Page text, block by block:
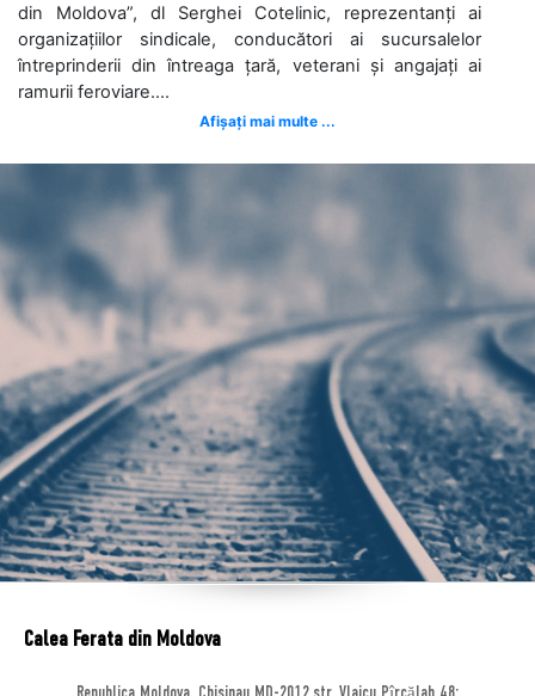
din Moldova”, dl Serghei Cotelinic, reprezentanți ai
organizațiilor sindicale, conducători ai sucursalelor
întreprinderii din întreaga țară, veterani și angajați ai
ramurii feroviare....
Afișați mai multe ...
Calea Ferata din Moldova